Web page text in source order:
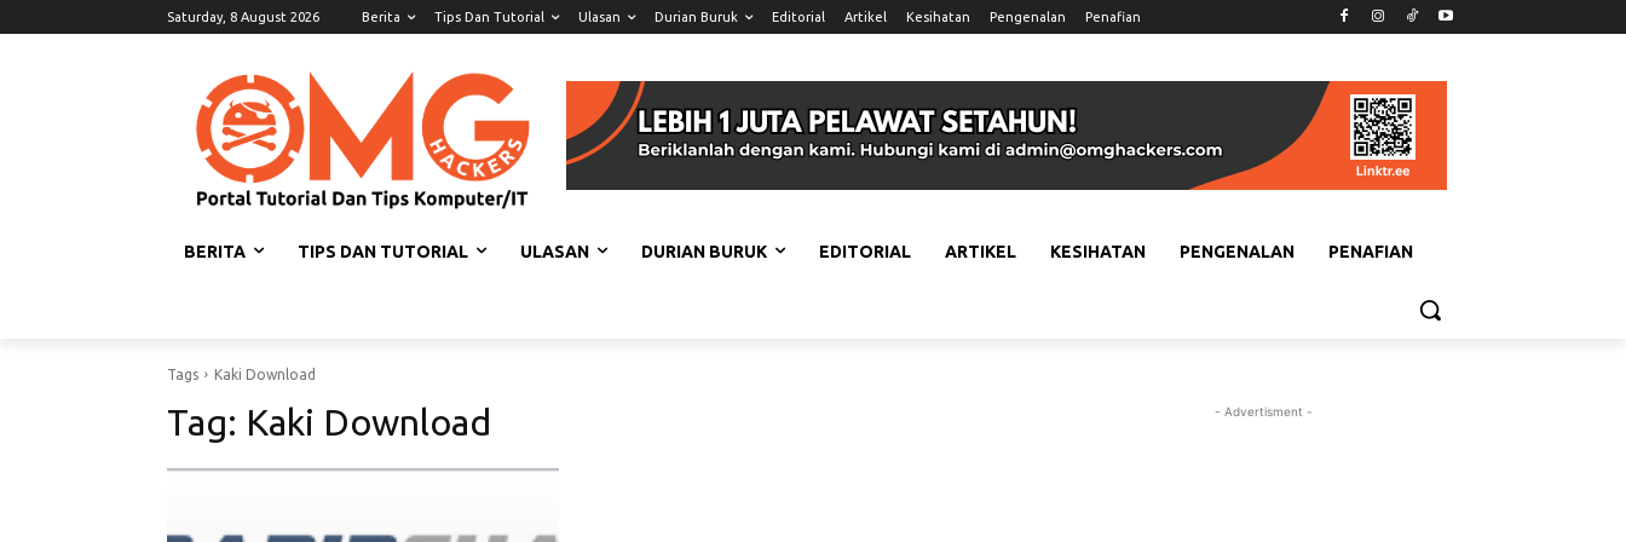
Saturday, 8 August 2026 Berita Tips Dan Tutorial Ulasan Durian Buruk Editorial Artikel Kesihatan Pengenalan Penafian
BERITA TIPS DAN TUTORIAL ULASAN DURIAN BURUK EDITORIAL ARTIKEL KESIHATAN PENGENALAN PENAFIAN
Tags Kaki Download
Tag: Kaki Download - Advertisment -